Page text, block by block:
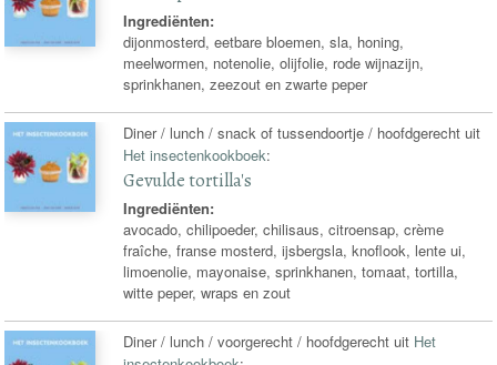
Ingrediënten:
dijonmosterd, eetbare bloemen, sla, honing,
meelwormen, notenolie, olijfolie, rode wijnazijn,
sprinkhanen, zeezout en zwarte peper
Diner / lunch / snack of tussendoortje / hoofdgerecht uit
Het insectenkookboek:
Gevulde tortilla's
Ingrediënten:
avocado, chilipoeder, chilisaus, citroensap, crème
fraîche, franse mosterd, ijsbergsla, knoflook, lente ui,
limoenolie, mayonaise, sprinkhanen, tomaat, tortilla,
witte peper, wraps en zout
Diner / lunch / voorgerecht / hoofdgerecht uit Het